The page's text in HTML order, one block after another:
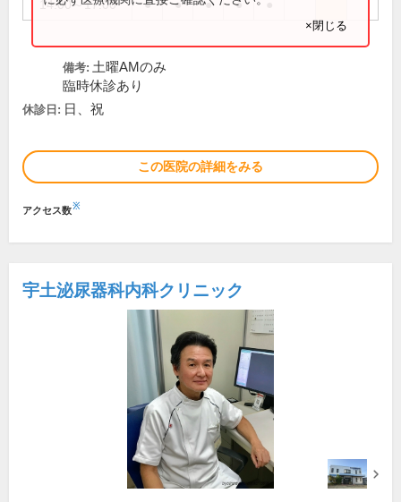
14:00～17:00 ● ● ● ●
×閉じる
備考: 土曜AMのみ
臨時休診あり
休診日: 日、祝
この医院の詳細をみる
アクセス数※
宇土泌尿器科内科クリニック